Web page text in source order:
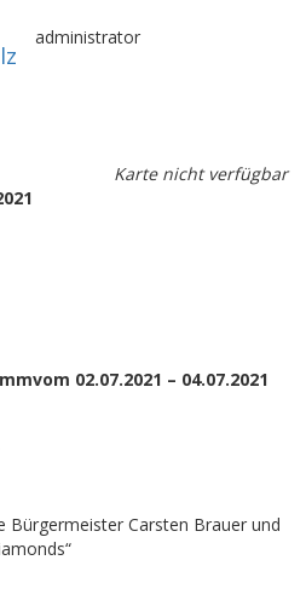
administrator
Karte nicht verfügbar
vom 02.07.2021 – 04.07.2021
Bürgermeister Carsten Brauer und